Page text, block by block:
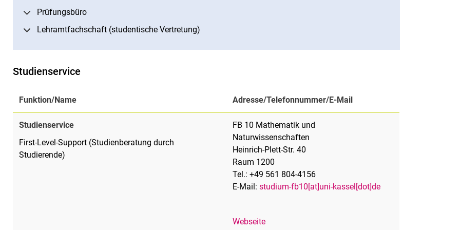
Prüfungsbüro
Lehramtfachschaft (studentische Vertretung)
Studienservice
Funktion/Name Adresse/Telefonnummer/E-Mail
Studienservice
First-Level-Support (Studienberatung durch
Studierende)
FB 10 Mathematik und
Naturwissenschaften
Heinrich-Plett-Str. 40
Raum 1200
Tel.: +49 561 804-4156
E-Mail:studium-fb10[at]uni-kassel[dot]de
Webseite